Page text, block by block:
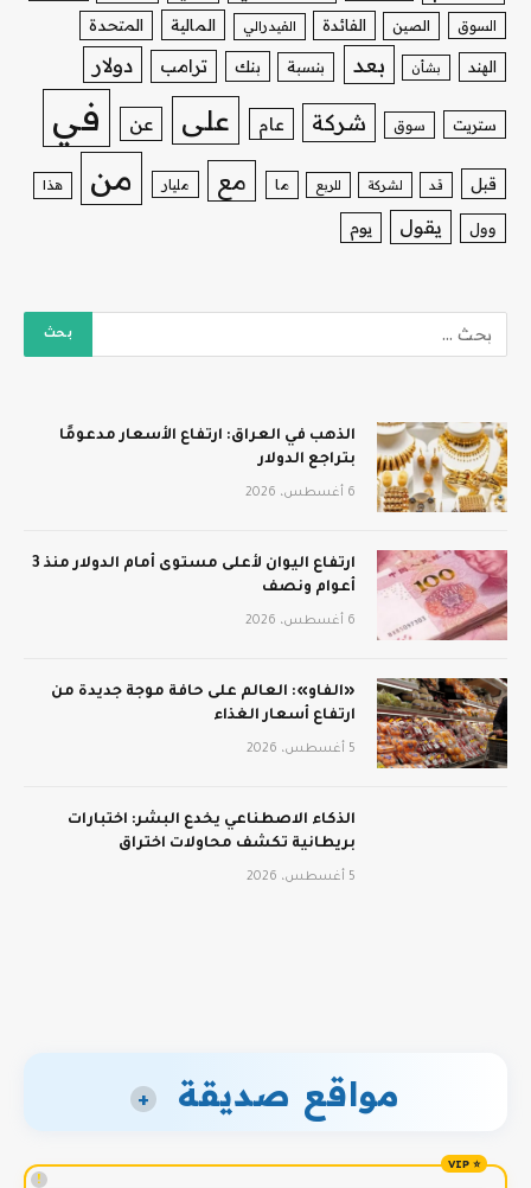
السوق الصين الفائدة الفيدرالي المالية المتحدة
الهند بشأن بعد بنسبة بنك ترامب دولار
ستريت سوق شركة عام على عن في
قبل قد لشركة للربع ما مع مليار من هذا
وول يقول يوم
الذهب في العراق: ارتفاع الأسعار مدعومًا
بتراجع الدولار
6 أغسطس، 2026
ارتفاع اليوان لأعلى مستوى أمام الدولار منذ 3
أعوام ونصف
6 أغسطس، 2026
«الفاو»: العالم على حافة موجة جديدة من
ارتفاع أسعار الغذاء
5 أغسطس، 2026
الذكاء الاصطناعي يخدع البشر: اختبارات
بريطانية تكشف محاولات اختراق
5 أغسطس، 2026
مواقع صديقة +
!